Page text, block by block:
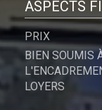
ASPECTS
PRIX
BIEN SOUMIS
LOYERS